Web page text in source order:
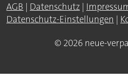
AGB | Datenschutz |
Datenschutz-Einstellungen |
© 2026 neue-